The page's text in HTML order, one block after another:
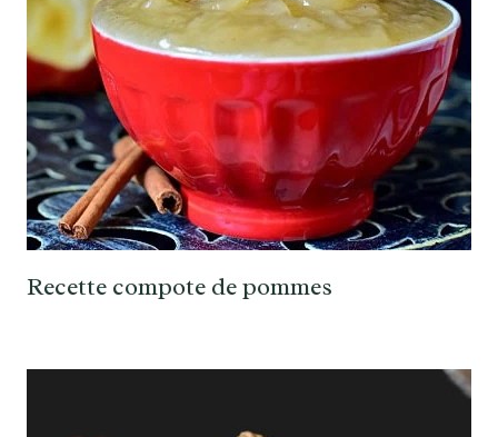
Recette compote de pommes